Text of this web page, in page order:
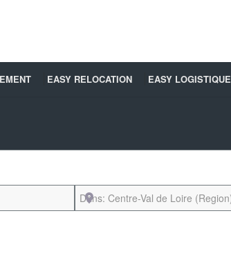
EASY RELOCATION EASY LOGISTIQUE
Près de